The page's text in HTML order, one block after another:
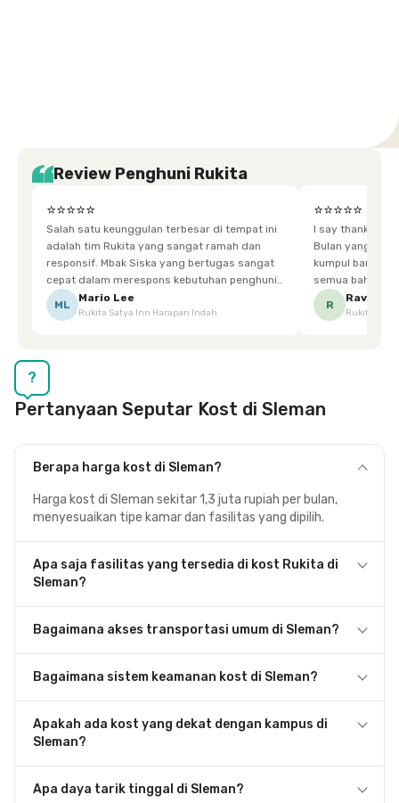
Review Penghuni Rukita
⭐⭐⭐⭐⭐
Salah satu keunggulan terbesar di tempat ini
adalah tim Rukita yang sangat ramah dan
responsif. Mbak Siska yang bertugas sangat
cepat dalam merespons kebutuhan penghuni.
Ketika saya meminta keset karena sempat
terpeleset, permintaan tersebut langsung
ML
Mario Lee
Rukita Satya Inn Harapan Indah
⭐⭐⭐⭐⭐
I say thankyou
Bulan yang super happy! banyak
kumpul bareng
semua bahagia
mgkn saran dari air aja & kebersihan lebih di
R
Ravena
Rukita
?
Pertanyaan Seputar Kost di Sleman
Berapa harga kost di Sleman?
Harga kost di Sleman sekitar 1,3 juta rupiah per bulan,
menyesuaikan tipe kamar dan fasilitas yang dipilih.
Apa saja fasilitas yang tersedia di kost Rukita di
Sleman?
Bagaimana akses transportasi umum di Sleman?
Bagaimana sistem keamanan kost di Sleman?
Apakah ada kost yang dekat dengan kampus di
Sleman?
Apa daya tarik tinggal di Sleman?